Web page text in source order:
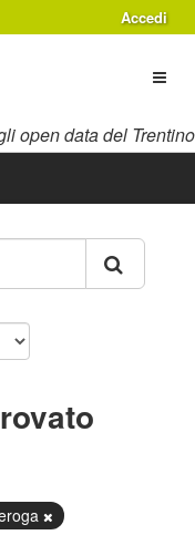
Accedi
open data del Trentino